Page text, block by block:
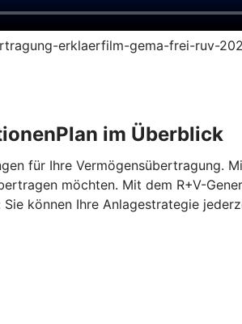
erklaerfilm-gema-frei-ruv-
im Überblick
für Ihre Vermögensübertragung.
möchten. Mit dem R+V-
können Ihre Anlagestrategie